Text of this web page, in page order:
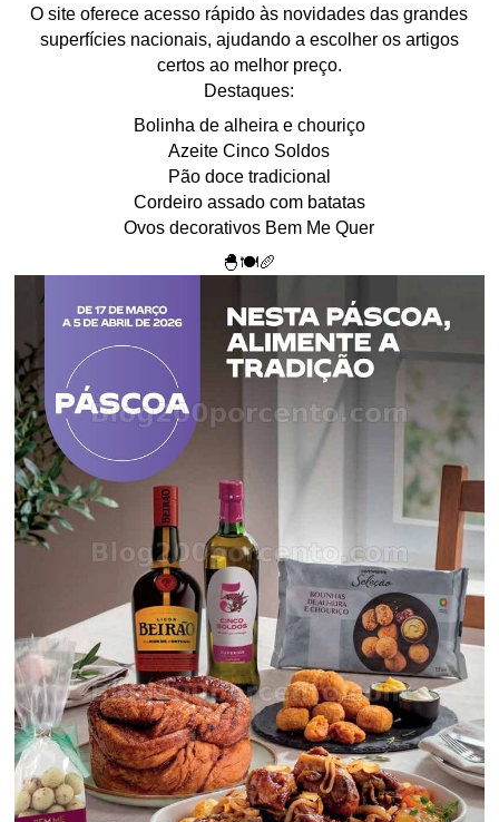
O site oferece acesso rápido às novidades das grandes
superfícies nacionais, ajudando a escolher os artigos
certos ao melhor preço.
Destaques:
Bolinha de alheira e chouriço
Azeite Cinco Soldos
Pão doce tradicional
Cordeiro assado com batatas
Ovos decorativos Bem Me Quer
🐣🍽️🥖